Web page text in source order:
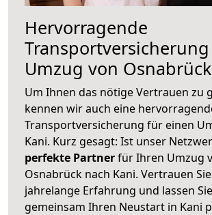
Hervorragende
Umzug von Osnabrück
Um Ihnen das nötige Vertrauen zu
kennen wir auch eine
Transportversicherung für einen
Kani. Kurz gesagt: Ist unser
perfekte Partnerfür Ihren Umzug
Osnabrück nach Kani. Vertrauen
jahrelange Erfahrung und lassen
gemeinsam Ihren Neustart in Kani